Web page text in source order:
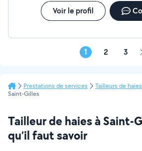
besoins.
Voir le profil
1 2 3
Prestations de services Tailleurs de haies
Saint-Gilles
Tailleur de haies à Saint-
qu’il faut savoir